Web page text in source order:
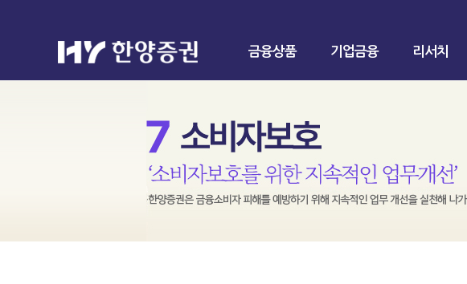
금융상품 기업금융 리서치